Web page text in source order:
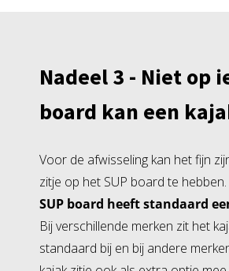
Nadeel 3 - Niet op
board kan een
Voor de afwisseling kan het fijn
zitje op het SUP board te hebben.
SUP board heeft standaard
Bij verschillende merken zit het
standaard bij en bij andere